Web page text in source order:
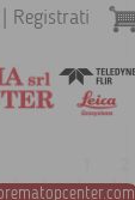
Registrati